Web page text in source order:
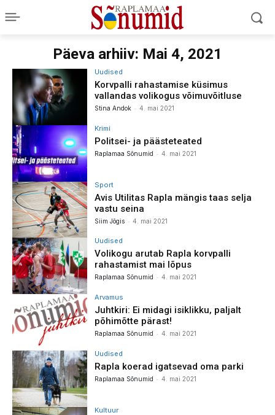
Päeva arhiiv: Mai 4, 2021
Uudised
Korvpalli rahastamise küsimus
vallandas volikogus võimuvõitluse
Stina Andok - 4. mai 2021
Krimi
Politsei- ja päästeteated
Raplamaa Sõnumid - 4. mai 2021
Sport
Avis Utilitas Rapla mängis taas selja
vastu seina
Siim Jõgis - 4. mai 2021
Uudised
Volikogu arutab Rapla korvpalli
rahastamist mai lõpus
Raplamaa Sõnumid - 4. mai 2021
Arvamus
Juhtkiri: Ei midagi isiklikku, paljalt
põhimõtte pärast!
Raplamaa Sõnumid - 4. mai 2021
Uudised
Rapla koerad igatsevad oma parki
Raplamaa Sõnumid - 4. mai 2021
Kultuur